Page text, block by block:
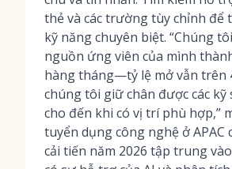
thẻ và các trường tùy chỉnh để
kỹ năng chuyên biệt. “Chúng
nguồn ứng viên của mình
hàng tháng—tỷ lệ mở vẫn trên
chúng tôi giữ chân được các kỹ
cho đến khi có vị trí phù hợp,”
tuyển dụng công nghệ ở APAC
cải tiến năm 2026 tập trung